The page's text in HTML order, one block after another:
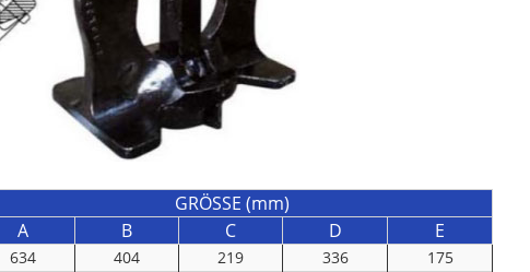
GRÖSSE (mm)
A
B C D E
634 404 219 336
175